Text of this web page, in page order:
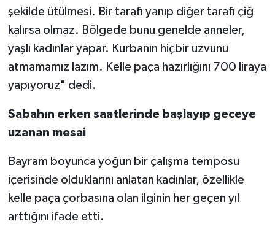
şekilde ütülmesi. Bir tarafı yanıp diğer tarafı çiğ
kalırsa olmaz. Bölgede bunu genelde anneler,
yaşlı kadınlar yapar. Kurbanın hiçbir uzvunu
atmamamız lazım. Kelle paça hazırlığını 700 liraya
yapıyoruz" dedi.
Sabahın erken saatlerinde başlayıp geceye
uzanan mesai
Bayram boyunca yoğun bir çalışma temposu
içerisinde olduklarını anlatan kadınlar, özellikle
kelle paça çorbasına olan ilginin her geçen yıl
arttığını ifade etti.